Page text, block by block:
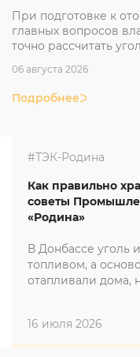
При подготовке к
главных вопросов
точно рассчитать
06 августа 2026
Подробнее
#ТЭК-Родина
Как правильно
советы
«Родина»
В Донбассе уголь
топливом, а
отапливали дома,
16 июля 2026